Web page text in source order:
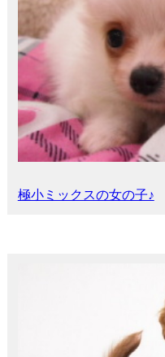
極小ミックスの女の子♪